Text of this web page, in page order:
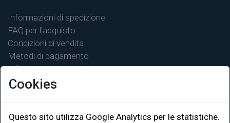
Informazioni di spedizione
FAQ per l'acquisto
Condizioni di vendita
Metodi di pagamento
Informativa sulla privacy
Cookies
Questo sito utilizza Google Analytics per le statistiche.